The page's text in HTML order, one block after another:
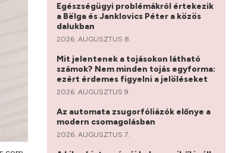
Egészségügyi problémákról értekezik
a Bëlga és Janklovics Péter a közös
dalukban
2026. AUGUSZTUS 8.
Mit jelentenek a tojásokon látható
számok? Nem minden tojás egyforma:
ezért érdemes figyelni a jelöléseket
2026. AUGUSZTUS 9.
Az automata zsugorfóliázók előnye a
modern csomagolásban
2026. AUGUSZTUS 7.